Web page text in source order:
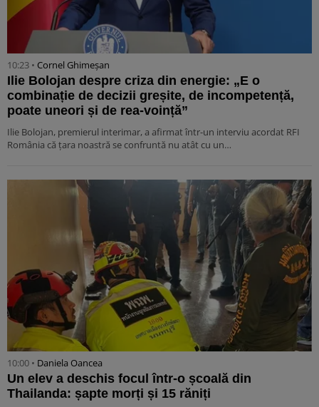
10:23 • Cornel Ghimeșan
Ilie Bolojan despre criza din energie: „E o
combinație de decizii greșite, de incompetență,
poate uneori și de rea-voință”
Ilie Bolojan, premierul interimar, a afirmat într-un interviu acordat RFI
România că țara noastră se confruntă nu atât cu un…
10:00 • Daniela Oancea
Un elev a deschis focul într-o școală din
Thailanda: șapte morți și 15 răniți